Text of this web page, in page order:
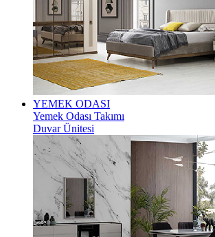
YEMEK ODASI
Yemek Odası Takımı
Duvar Ünitesi